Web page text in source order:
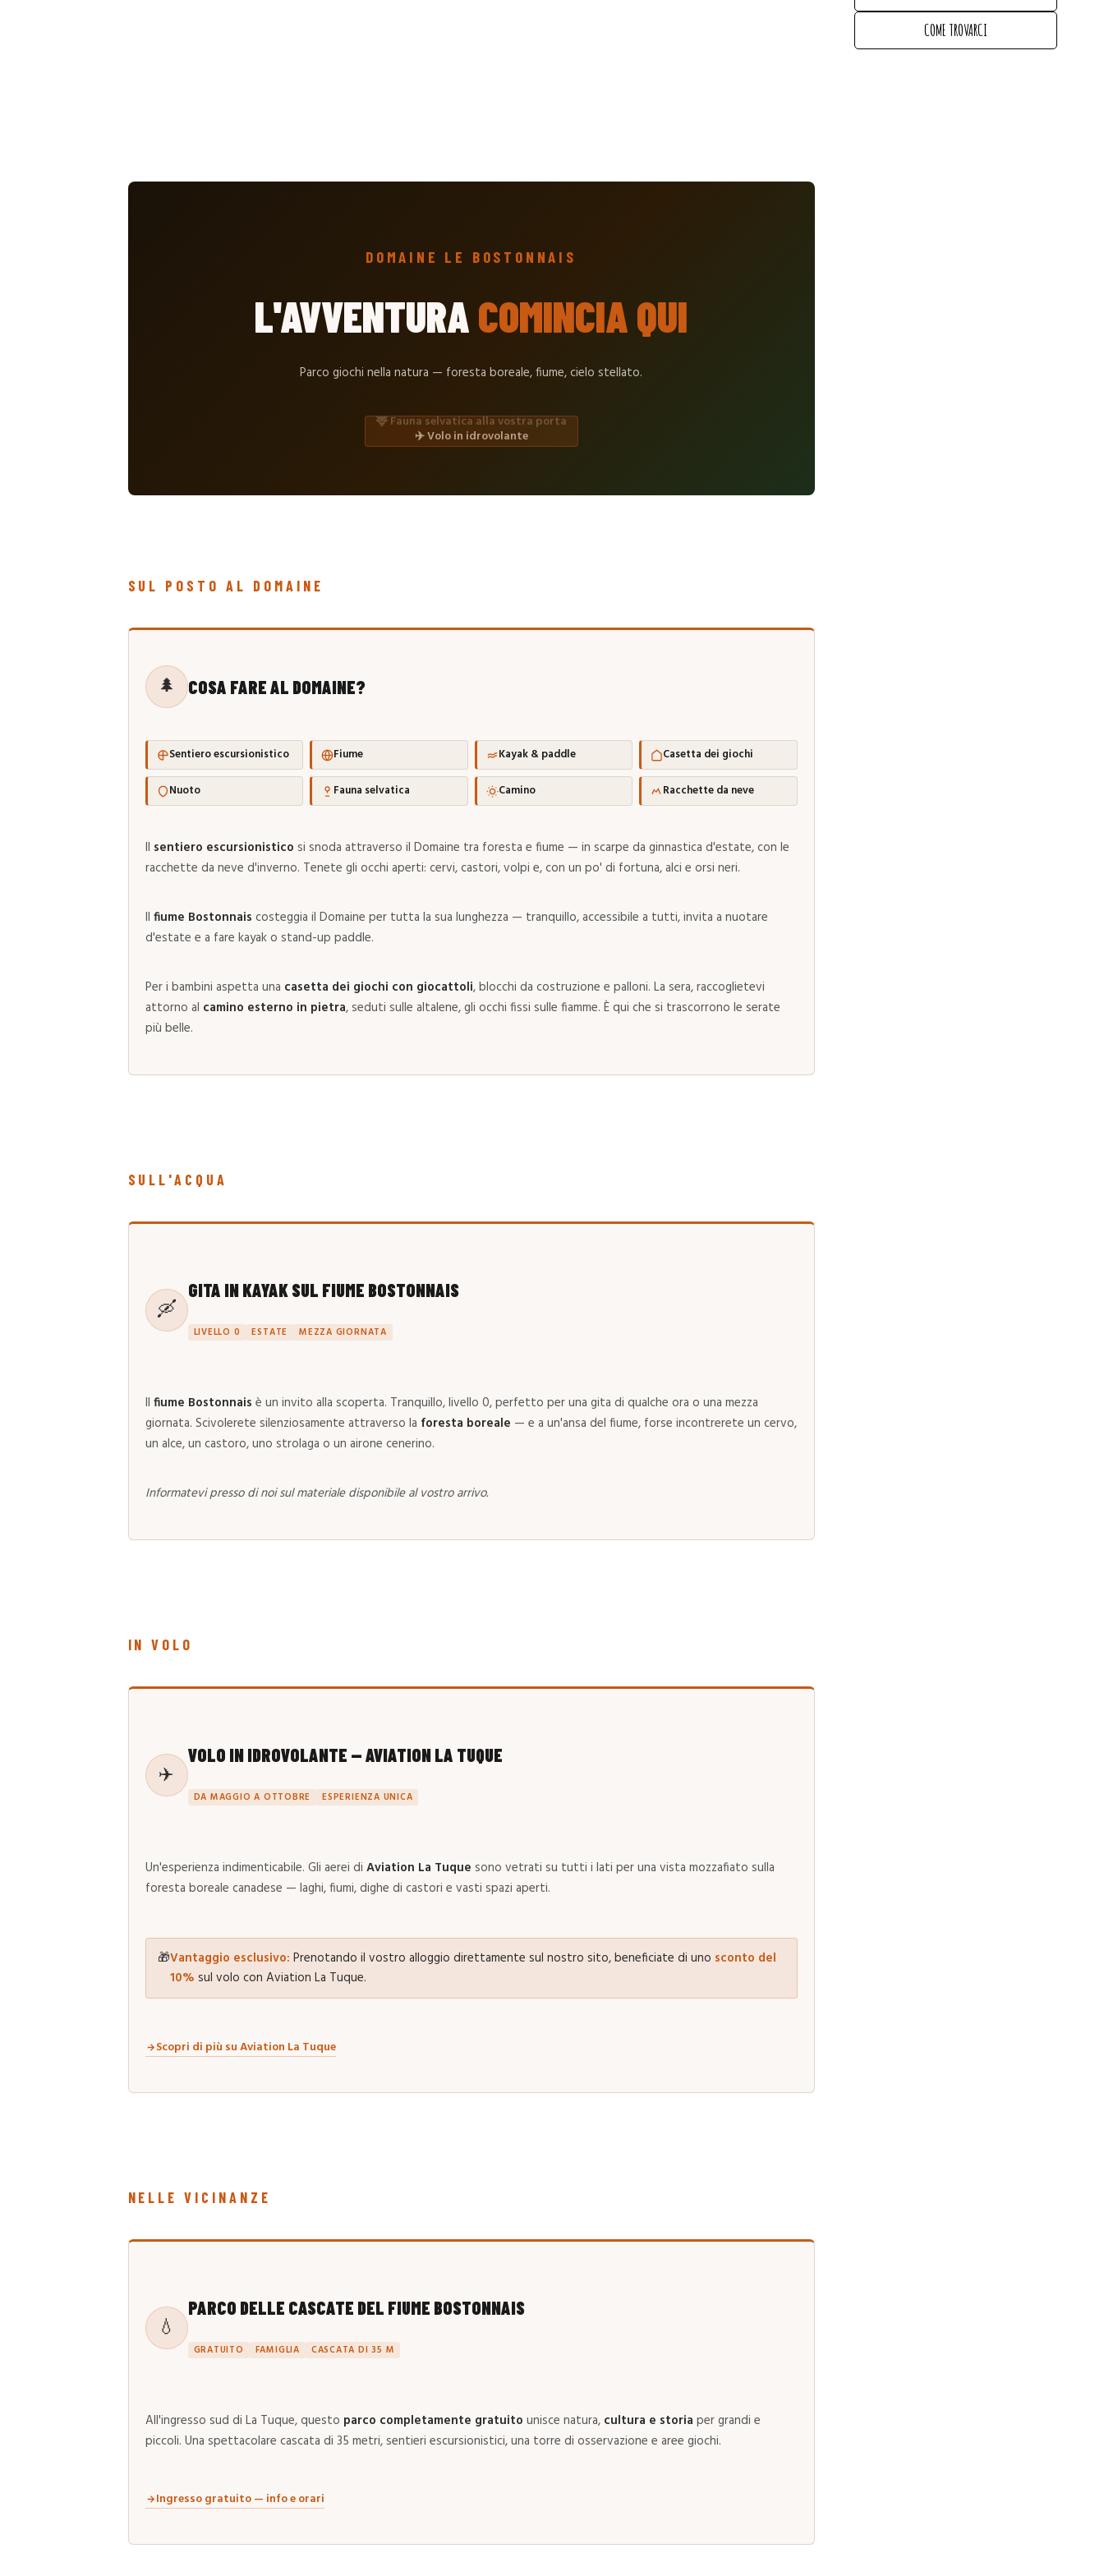
EEVENTI E OPERTE
COME TROVARCI
DOMAINE LE BOSTONNAIS
L'AVVENTURACOMINCIA QUI
Parco giochi nella natura — foresta boreale, fiume, cielo stellato.
✈️ Volo in idrovolante
SUL POSTO AL DOMAINE
🌲 COSA FARE AL DOMAINE?
Sentiero escursionistico Fiume Kayak & paddle Casetta dei giochi
Nuoto Fauna selvatica Camino Racchette da neve
Il sentiero escursionistico si snoda attraverso il Domaine tra foresta e fiume — in scarpe da ginnastica d'estate, con le
racchette da neve d'inverno. Tenete gli occhi aperti: cervi, castori, volpi e, con un po' di fortuna, alci e orsi neri.
Il fiume Bostonnais costeggia il Domaine per tutta la sua lunghezza — tranquillo, accessibile a tutti, invita a nuotare
d'estate e a fare kayak o stand-up paddle.
Per i bambini aspetta una casetta dei giochi con giocattoli, blocchi da costruzione e palloni. La sera, raccoglietevi
attorno al camino esterno in pietra, seduti sulle altalene, gli occhi fissi sulle fiamme. È qui che si trascorrono le serate
più belle.
SULL'ACQUA
🛶
GITA IN KAYAK SUL FIUME BOSTONNAIS
LIVELLO 0 ESTATE MEZZA GIORNATA
Il fiume Bostonnais è un invito alla scoperta. Tranquillo, livello 0, perfetto per una gita di qualche ora o una mezza
giornata. Scivolerete silenziosamente attraverso la foresta boreale — e a un'ansa del fiume, forse incontrerete un cervo,
un alce, un castoro, uno strolaga o un airone cenerino.
Informatevi presso di noi sul materiale disponibile al vostro arrivo.
IN VOLO
✈️
VOLO IN IDROVOLANTE — AVIATION LA TUQUE
DA MAGGIO A OTTOBRE ESPERIENZA UNICA
Un'esperienza indimenticabile. Gli aerei di Aviation La Tuque sono vetrati su tutti i lati per una vista mozzafiato sulla
foresta boreale canadese — laghi, fiumi, dighe di castori e vasti spazi aperti.
🎁Vantaggio esclusivo: Prenotando il vostro alloggio direttamente sul nostro sito, beneficiate di uno sconto del
10% sul volo con Aviation La Tuque.
Scopri di più su Aviation La Tuque
NELLE VICINANZE
💧
PARCO DELLE CASCATE DEL FIUME BOSTONNAIS
GRATUITO FAMIGLIA CASCATA DI 35 M
All'ingresso sud di La Tuque, questo parco completamente gratuito unisce natura, cultura e storia per grandi e
piccoli. Una spettacolare cascata di 35 metri, sentieri escursionistici, una torre di osservazione e aree giochi.
Ingresso gratuito — info e orari